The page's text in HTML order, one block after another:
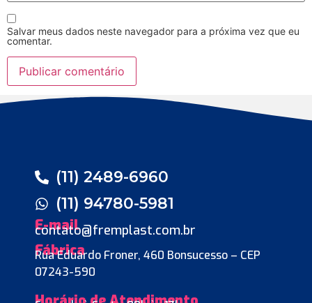
Salvar meus dados neste navegador para a próxima vez que eu
comentar.
(11) 2489-6960
(11) 94780-5981
E-mail
contato@fremplast.com.br
Fábrica
Rua Eduardo Froner, 460 Bonsucesso – CEP
07243-590